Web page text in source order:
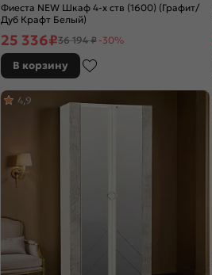
Фиеста NEW Шкаф 4-х ств (1600) (Графит/
Дуб Крафт Белый)
25 336₽36 194 ₽ -30%
В корзину
4,9